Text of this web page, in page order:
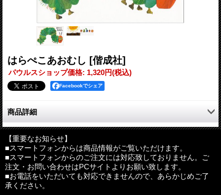
はらぺこあおむし [偕成社]
パウルスショップ価格: 1,320円(税込)
Facebookでシェア
商品詳細
日曜日の朝にたまごからかえったあおむしはおなかがぺこぺこ。
食べるものを探し始めます。
月曜日にはりんごをひとつ、火曜日には梨をふたつ...
食べても食べてもはらぺこのあおむしは土曜日には食べ過ぎてお
なかを壊してしまいます。
あおむしはすっかりふとっちょになり、さなぎへと変化します。
そしてとうとう、きれいなちょうちょに変身したのでした。
【重要なお知らせ】
■スマートフォンからは商品情報がご覧いただけます。
■スマートフォンからのご注文には対応致しておりません。ご
注文・お問い合わせはPCサイトよりお願い致します。
■お電話をいただいても対応できませんので、あらかじめご了
承ください。